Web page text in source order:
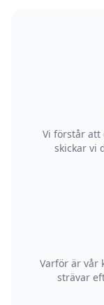
Vi förstår att
skickar vi
Varför är vår
strävar